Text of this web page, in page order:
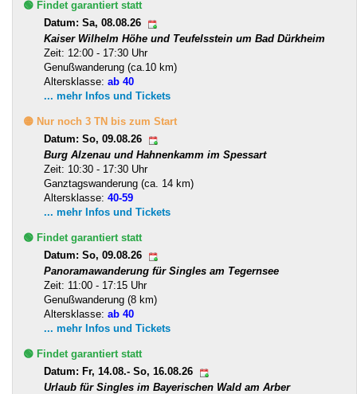
🟢 Findet garantiert statt
Datum: Sa, 08.08.26
Kaiser Wilhelm Höhe und Teufelsstein um Bad Dürkheim
Zeit: 12:00 - 17:30 Uhr
Genußwanderung (ca.10 km)
Altersklasse: ab 40
... mehr Infos und Tickets
🟡 Nur noch 3 TN bis zum Start
Datum: So, 09.08.26
Burg Alzenau und Hahnenkamm im Spessart
Zeit: 10:30 - 17:30 Uhr
Ganztagswanderung (ca. 14 km)
Altersklasse: 40-59
... mehr Infos und Tickets
🟢 Findet garantiert statt
Datum: So, 09.08.26
Panoramawanderung für Singles am Tegernsee
Zeit: 11:00 - 17:15 Uhr
Genußwanderung (8 km)
Altersklasse: ab 40
... mehr Infos und Tickets
🟢 Findet garantiert statt
Datum: Fr, 14.08.- So, 16.08.26
Urlaub für Singles im Bayerischen Wald am Arber